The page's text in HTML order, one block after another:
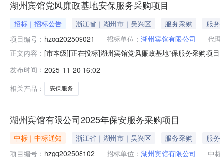
湖州宾馆党风廉政基地安保服务采购项目
招标｜招标公告 浙江省｜湖州市｜吴兴区 服务采购
服务
项目编号： hzgq202509021 招标单位： 湖州宾馆有限公司
代
正文内容： [市本级][正在投标]湖州宾馆党风廉政基地*保服务采购项
限*司。项目已具备发包条件，现对该项目进行*开发包,
包
发布时间： 2025-11-20 16:02
相关产品：
安保服务
湖州宾馆有限公司2025年保安服务采购项目
中标｜中标通知 浙江省｜湖州市｜吴兴区 服务采购
服务
项目编号： hzgq202508102 招标单位： 湖州宾馆有限公司
中